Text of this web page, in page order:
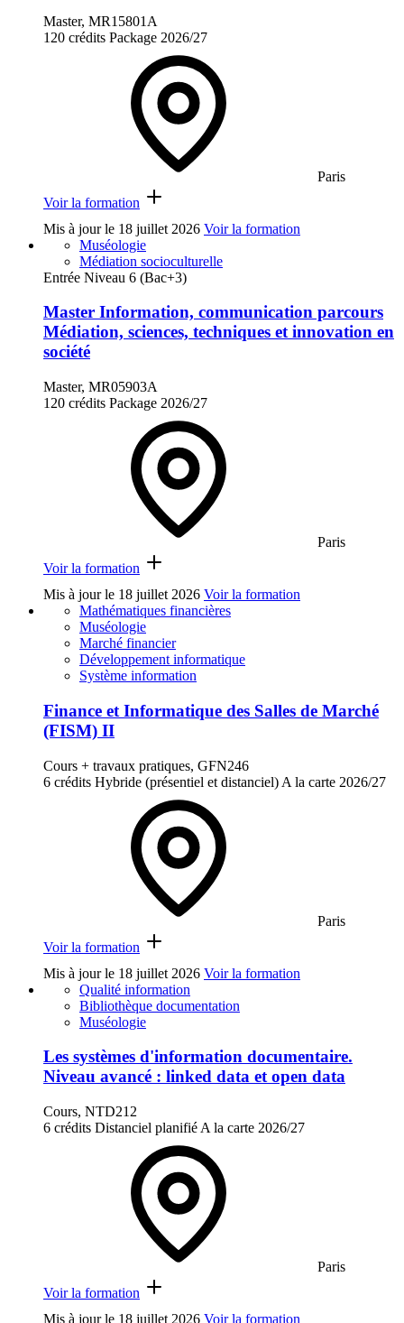
Master, MR15801A
120 crédits Package 2026/27
Paris
Voir la formation
Mis à jour le 18 juillet 2026 Voir la formation
Muséologie
Médiation socioculturelle
Entrée Niveau 6 (Bac+3)
Master Information, communication parcours
Médiation, sciences, techniques et innovation en
société
Master, MR05903A
120 crédits Package 2026/27
Paris
Voir la formation
Mis à jour le 18 juillet 2026 Voir la formation
Mathématiques financières
Muséologie
Marché financier
Développement informatique
Système information
Finance et Informatique des Salles de Marché
(FISM) II
Cours + travaux pratiques, GFN246
6 crédits Hybride (présentiel et distanciel) A la carte 2026/27
Paris
Voir la formation
Mis à jour le 18 juillet 2026 Voir la formation
Qualité information
Bibliothèque documentation
Muséologie
Les systèmes d'information documentaire.
Niveau avancé : linked data et open data
Cours, NTD212
6 crédits Distanciel planifié A la carte 2026/27
Paris
Voir la formation
Mis à jour le 18 juillet 2026 Voir la formation